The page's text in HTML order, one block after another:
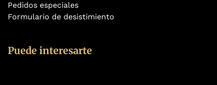
Pedidos especiales
Formulario de desistimiento
Puede interesarte